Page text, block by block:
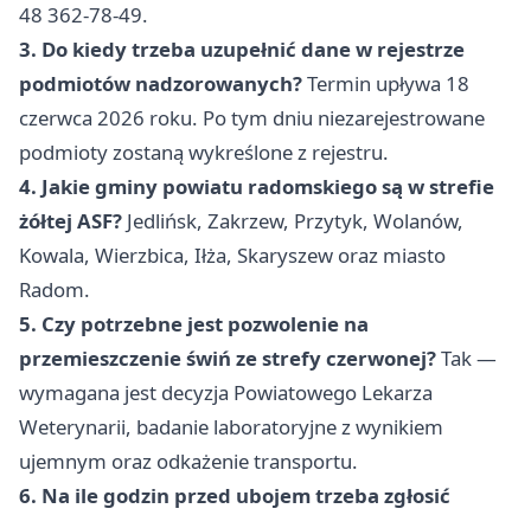
48 362-78-49.
3. Do kiedy trzeba uzupełnić dane w rejestrze
podmiotów nadzorowanych?Termin upływa 18
czerwca 2026 roku. Po tym dniu niezarejestrowane
podmioty zostaną wykreślone z rejestru.
4. Jakie gminy powiatu radomskiego są w strefie
żółtej ASF? Jedlińsk, Zakrzew, Przytyk, Wolanów,
Kowala, Wierzbica, Iłża, Skaryszew oraz miasto
Radom.
5. Czy potrzebne jest pozwolenie na
przemieszczenie świń ze strefy czerwonej?Tak —
wymagana jest decyzja Powiatowego Lekarza
Weterynarii, badanie laboratoryjne z wynikiem
ujemnym oraz odkażenie transportu.
6. Na ile godzin przed ubojem trzeba zgłosić